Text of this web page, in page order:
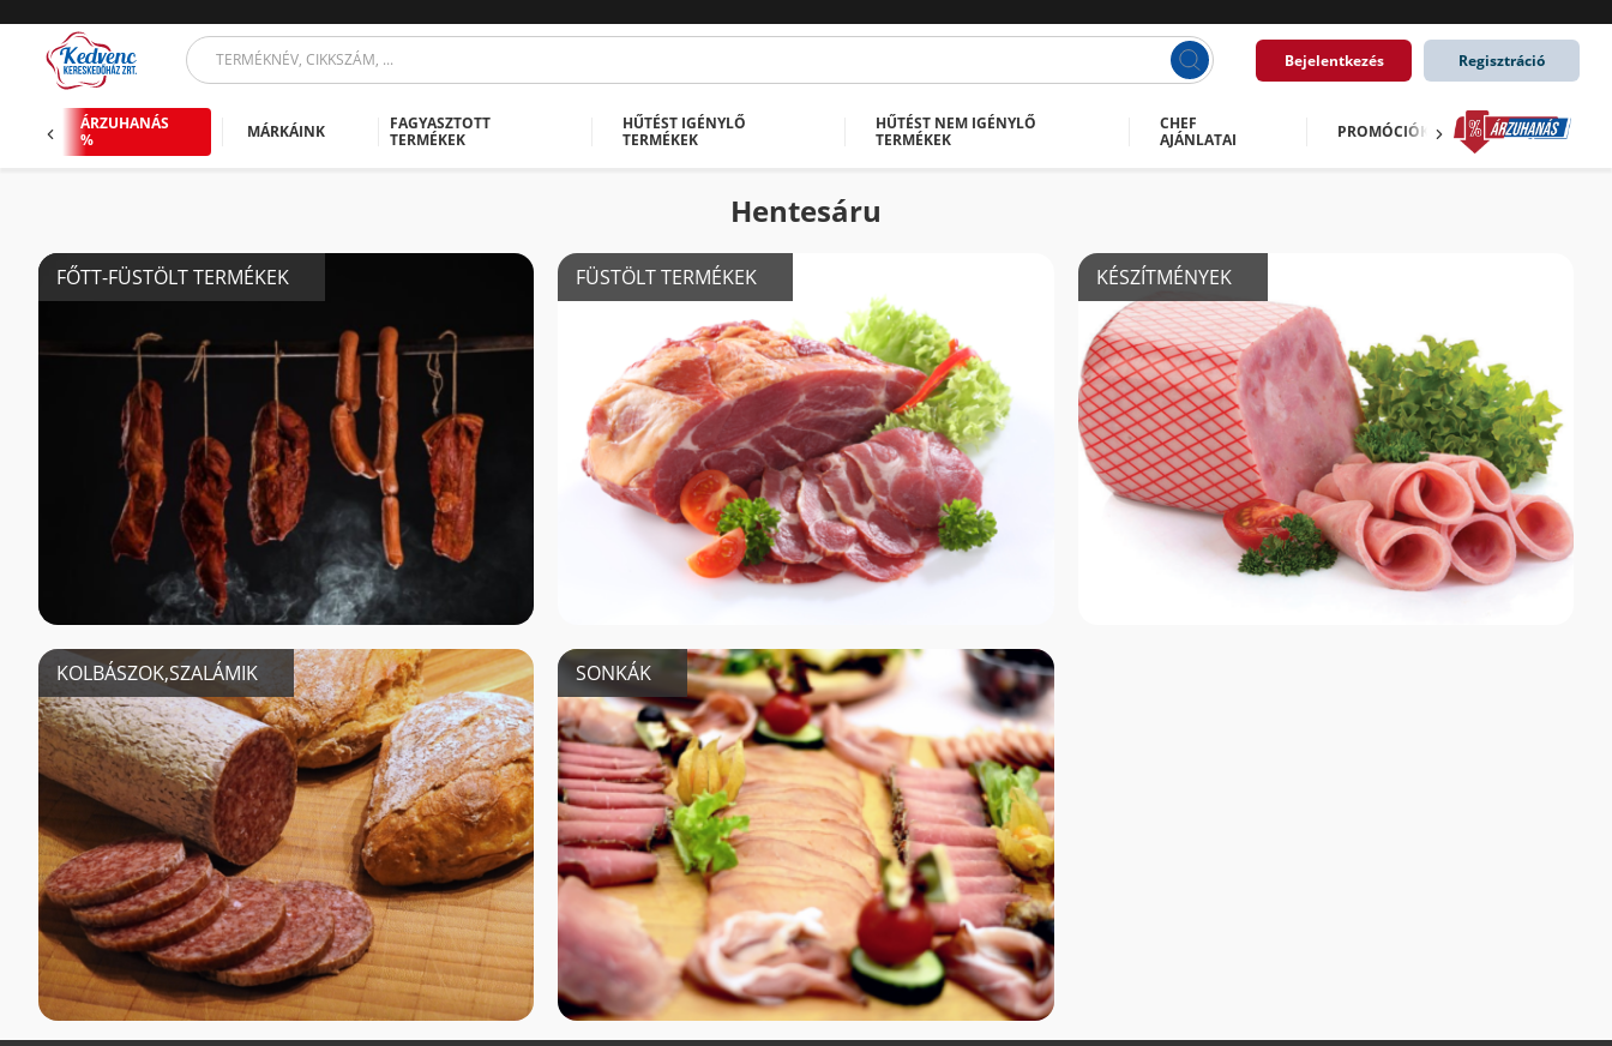
Bejelentkezés Regisztráció
ÁRZUHANÁS
%
MÁRKÁINK
FAGYASZTOTT
TERMÉKEK
HŰTÉST IGÉNYLŐ
TERMÉKEK
HŰTÉST NEM IGÉNYLŐ
TERMÉKEK
CHEF
AJÁNLATAI
PROMÓCIÓK
Hentesáru
FŐTT-FÜSTÖLT TERMÉKEK FÜSTÖLT TERMÉKEK KÉSZÍTMÉNYEK
KOLBÁSZOK,SZALÁMIK SONKÁK